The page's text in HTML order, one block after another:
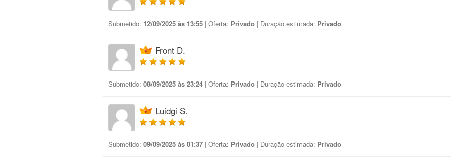
Submetido: 12/09/2025 às 13:55 | Oferta: Privado | Duração estimada: Privado
Front D.
Submetido: 08/09/2025 às 23:24 | Oferta: Privado | Duração estimada: Privado
Luidgi S.
Submetido: 09/09/2025 às 01:37 | Oferta: Privado | Duração estimada: Privado